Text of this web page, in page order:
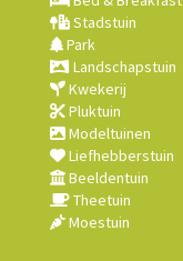
Stadstuin
Park
Landschapstuin
Kwekerij
Pluktuin
Modeltuinen
Liefhebberstuin
Beeldentuin
Theetuin
Moestuin